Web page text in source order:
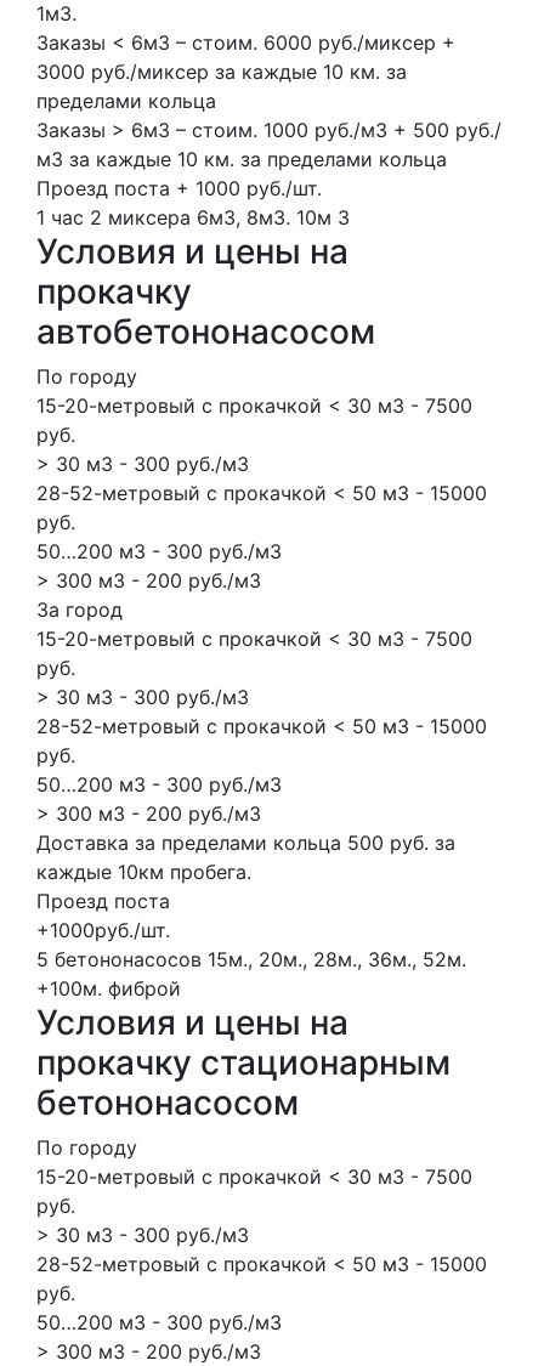
1м3.
Заказы < 6м3 – стоим. 6000 руб./миксер +
3000 руб./миксер за каждые 10 км. за
пределами кольца
Заказы > 6м3 – стоим. 1000 руб./м3 + 500 руб./
м3 за каждые 10 км. за пределами кольца
Проезд поста + 1000 руб./шт.
1 час 2 миксера 6м3, 8м3. 10м 3
Условия и цены на
прокачку
автобетононасосом
По городу
15-20-метровый с прокачкой < 30 м3 - 7500
руб.
> 30 м3 - 300 руб./м3
28-52-метровый с прокачкой < 50 м3 - 15000
руб.
50…200 м3 - 300 руб./м3
> 300 м3 - 200 руб./м3
За город
15-20-метровый с прокачкой < 30 м3 - 7500
руб.
> 30 м3 - 300 руб./м3
28-52-метровый с прокачкой < 50 м3 - 15000
руб.
50…200 м3 - 300 руб./м3
> 300 м3 - 200 руб./м3
Доставка за пределами кольца 500 руб. за
каждые 10км пробега.
Проезд поста
+1000руб./шт.
5 бетононасосов 15м., 20м., 28м., 36м., 52м.
+100м. фиброй
Условия и цены на
прокачку стационарным
бетононасосом
По городу
15-20-метровый с прокачкой < 30 м3 - 7500
руб.
> 30 м3 - 300 руб./м3
28-52-метровый с прокачкой < 50 м3 - 15000
руб.
50…200 м3 - 300 руб./м3
> 300 м3 - 200 руб./м3